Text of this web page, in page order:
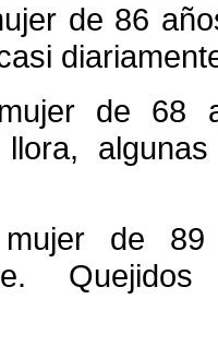
de 86
mujer de 68
llora,
de 89